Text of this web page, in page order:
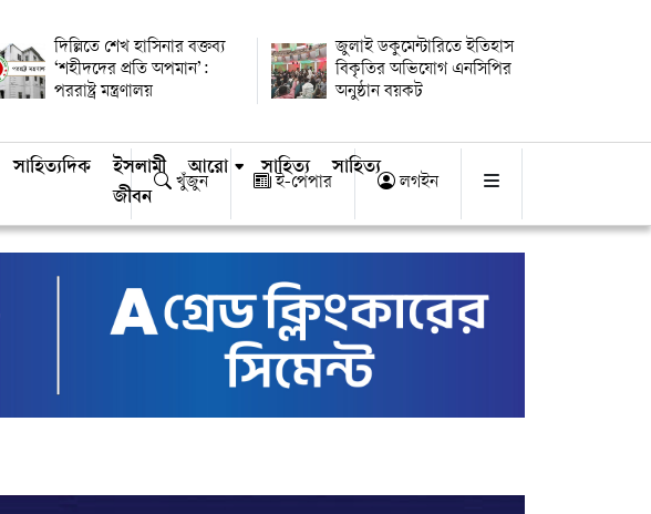
দিল্লিতে শেখ হাসিনার বক্তব্য
‘শহীদদের প্রতি অপমান’:
পররাষ্ট্র মন্ত্রণালয়
জুলাই ডকুমেন্টারিতে ইতিহাস
বিকৃতির অভিযোগ এনসিপির
অনুষ্ঠান বয়কট
সাহিত্যদিক
ইসলামী
জীবন
আরো সাহিত্য সাহিত্য
খুঁজুন ই-পেপার লগইন